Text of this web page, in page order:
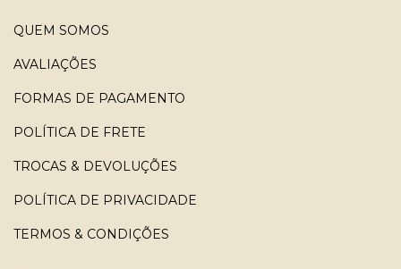
QUEM SOMOS
AVALIAÇÕES
FORMAS DE PAGAMENTO
POLÍTICA DE FRETE
TROCAS & DEVOLUÇÕES
POLÍTICA DE PRIVACIDADE
TERMOS & CONDIÇÕES